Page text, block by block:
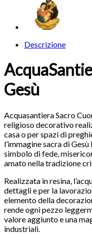
Descrizione
Gesù
Acquasantiera Sacro
religioso decorativo
casa o per spazi di
l’immagine sacra di
simbolo di fede,
amato nella tradizione
Realizzata in resina,
dettagli e per la
elemento della
rende ogni pezzo
valore aggiunto e una
industriali.